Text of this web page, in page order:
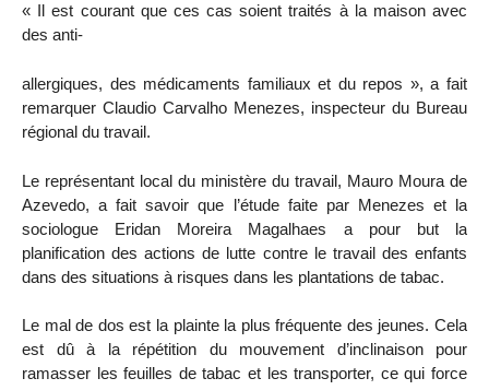
« Il est courant que ces cas soient traités à la maison avec
des anti-
allergiques, des médicaments familiaux et du repos », a fait
remarquer Claudio Carvalho Menezes, inspecteur du Bureau
régional du travail.
Le représentant local du ministère du travail, Mauro Moura de
Azevedo, a fait savoir que l’étude faite par Menezes et la
sociologue Eridan Moreira Magalhaes a pour but la
planification des actions de lutte contre le travail des enfants
dans des situations à risques dans les plantations de tabac.
Le mal de dos est la plainte la plus fréquente des jeunes. Cela
est dû à la répétition du mouvement d’inclinaison pour
ramasser les feuilles de tabac et les transporter, ce qui force